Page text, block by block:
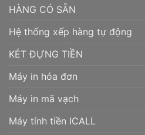
HÀNG CÓ SẴN
Hệ thống xếp hàng tự động
KÉT ĐỰNG TIỀN
Máy in hóa đơn
Máy in mã vạch
Máy tính tiền ICALL